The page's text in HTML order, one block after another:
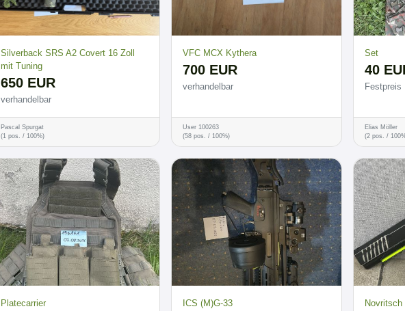
Silverback SRS A2 Covert 16 Zoll
mit Tuning
650 EUR
verhandelbar
Pascal Spurgat
(1 pos. / 100%)
VFC MCX Kythera
700 EUR
verhandelbar
User 100263
(58 pos. / 100%)
Set
40
Festpreis
Elias Möller
(2 pos. /
Platecarrier ICS (M)G-33